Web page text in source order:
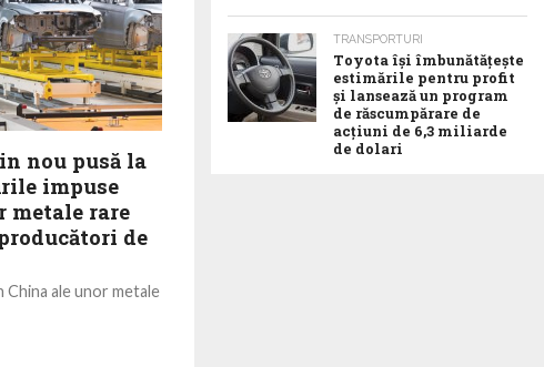
nou pusă la
impuse
metale rare
de
ale unor metale
TRANSPORTURI
Toyota îşi îmbunătăţeşte
estimările pentru profit
şi lansează un program
de răscumpărare de
acţiuni de 6,3 miliarde
de dolari